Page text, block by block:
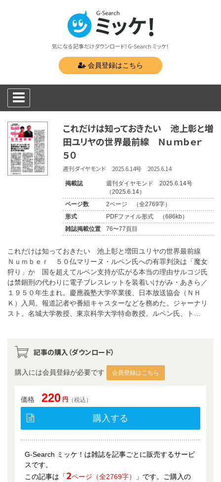
気になる記事だけダウンロード！G-Search ミッケ！
会員登録はこちら
これだけは知っておきたい 池上彰と増
田ユリヤの世界最前線 Ｎｕｍｂｅｒ
５０
週刊ダイヤモンド 2025.6.14号 2025.6.14
掲載誌
週刊ダイヤモンド 2025.6.14号
（2025.6.14）
ページ数
2ページ （全2769字）
形式
PDFファイル形式 （686kb）
雑誌掲載位置
76〜77頁目
これだけは知っておきたい 池上彰と増田ユリヤの世界最前線
Ｎｕｍｂｅｒ ５０仏マリーヌ・ルペン氏への有罪判決は「魔女
狩り」か 国を超えてルペン支持が広がる本当の理由サルコジ氏
は禁錮刑の代わりに電子ブレスレットを装着いけがみ・あきら／
１９５０年生まれ。慶應義塾大学卒業後、日本放送協会（ＮＨ
Ｋ）入局。報道記者や番組キャスターなどを務めた。ジャーナリ
スト。名城大学教授、東京科学大学特命教授。ルペン氏、ト…
記事の購入（ダウンロード）
購入には会員登録が必要です 会員登録はこちら
価格 220 円 （税込）
購入する
G-Search ミッケ！は雑誌を記事ごとに販売するサービ
スです。
この記事は「2ページ（全2769字）
」です。ご購入の